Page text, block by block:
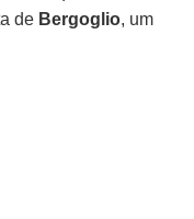
de Bergoglio, um